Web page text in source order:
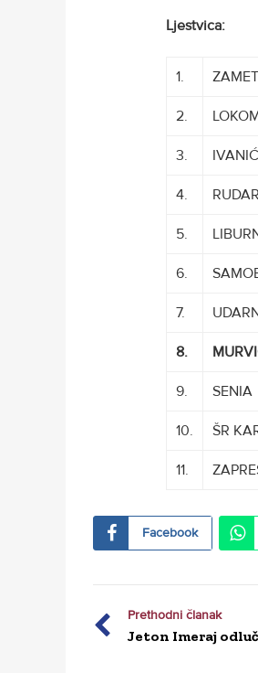
Ljestvica:
1. ZAMET
2.
3. IVANIĆ
4. RUDAR
5.
6.
7.
8.
9. SENIA
10. ŠR
11.
Facebook
Prethodni članak
Jeton Imeraj